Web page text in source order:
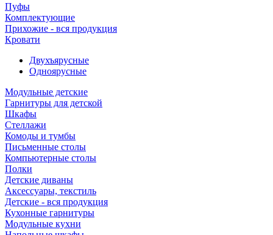
Пуфы
Комплектующие
Прихожие - вся продукция
Кровати
Двухъярусные
Одноярусные
Модульные детские
Гарнитуры для детской
Шкафы
Стеллажи
Комоды и тумбы
Письменные столы
Компьютерные столы
Полки
Детские диваны
Аксессуары, текстиль
Детские - вся продукция
Кухонные гарнитуры
Модульные кухни